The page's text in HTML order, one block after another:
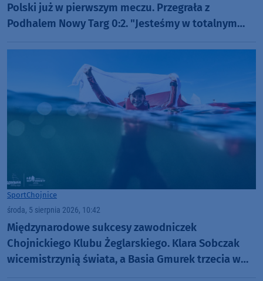
Polski już w pierwszym meczu. Przegrała z
Podhalem Nowy Targ 0:2. "Jesteśmy w totalnym
SportChojnice
środa, 5 sierpnia 2026, 10:42
Międzynarodowe sukcesy zawodniczek
Chojnickiego Klubu Żeglarskiego. Klara Sobczak
wicemistrzynią świata, a Basia Gmurek trzecia w